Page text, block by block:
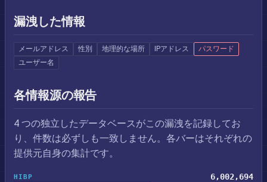
漏洩した情報
メールアドレス 性別 地理的な場所 IPアドレス
パスワード
ユーザー名
各情報源の報告
4 つの独立したデータベースがこの漏洩を記録してお
り、件数は必ずしも一致しません。各バーはそれぞれの
提供元自身の集計です。
HIBP 6,002,694